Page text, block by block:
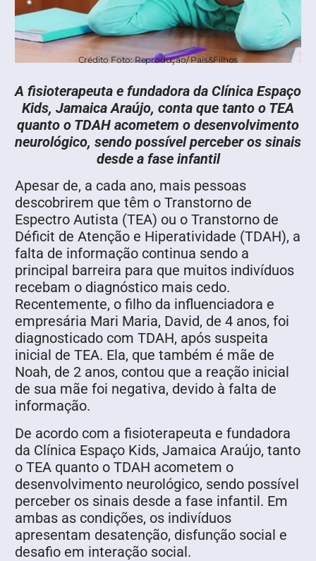
Crédito Foto: Reprodução/ Pais&Filhos
A fisioterapeuta e fundadora da Clínica Espaço
Kids, Jamaica Araújo, conta que tanto o TEA
quanto o TDAH acometem o desenvolvimento
neurológico, sendo possível perceber os sinais
desde a fase infantil
Apesar de, a cada ano, mais pessoas
descobrirem que têm o Transtorno de
Espectro Autista (TEA) ou o Transtorno de
Déficit de Atenção e Hiperatividade (TDAH), a
falta de informação continua sendo a
principal barreira para que muitos indivíduos
recebam o diagnóstico mais cedo.
Recentemente, o filho da influenciadora e
empresária Mari Maria, David, de 4 anos, foi
diagnosticado com TDAH, após suspeita
inicial de TEA. Ela, que também é mãe de
Noah, de 2 anos, contou que a reação inicial
de sua mãe foi negativa, devido à falta de
informação.
De acordo com a fisioterapeuta e fundadora
da Clínica Espaço Kids, Jamaica Araújo, tanto
o TEA quanto o TDAH acometem o
desenvolvimento neurológico, sendo possível
perceber os sinais desde a fase infantil. Em
ambas as condições, os indivíduos
apresentam desatenção, disfunção social e
desafio em interação social.